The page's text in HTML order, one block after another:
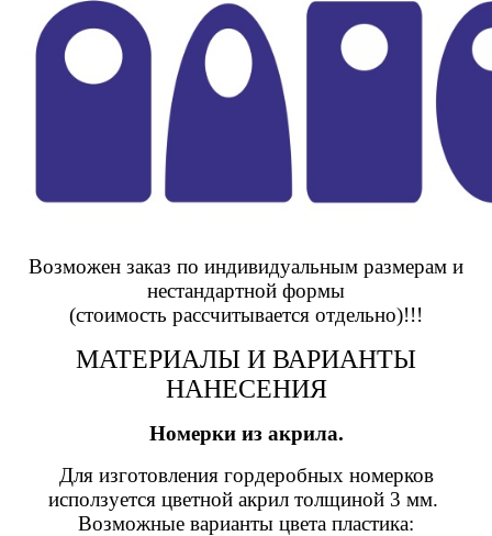
Возможен заказ по индивидуальным размерам и
нестандартной формы
(стоимость рассчитывается отдельно)!!!
МАТЕРИАЛЫ И ВАРИАНТЫ
НАНЕСЕНИЯ
Номерки из акрила.
Для изготовления гордеробных номерков
исползуется цветной акрил толщиной 3 мм.
Возможные варианты цвета пластика: